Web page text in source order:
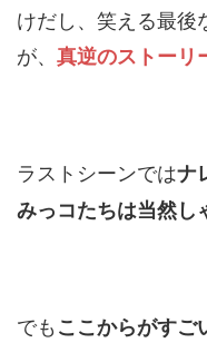
けだし、笑える最後
が、 真逆のストーリ
ラストシーンではナ
みっコたちは当然し
でもここからがすご